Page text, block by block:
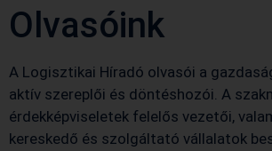
Olvasóink
A Logisztikai Híradó olvasói a
aktív szereplői és döntéshozói. A
érdekképviseletek felelős vezetői,
kereskedő és szolgáltató vállalatok